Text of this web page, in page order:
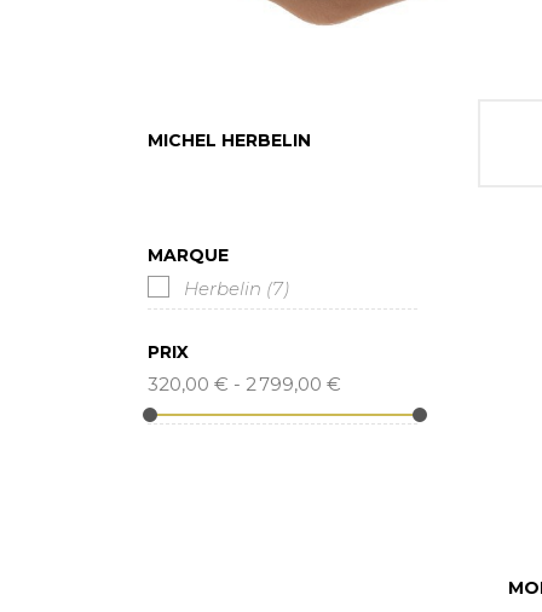
MICHEL HERBELIN
MARQUE
Herbelin (7)
PRIX
320,00 € - 2 799,00 €